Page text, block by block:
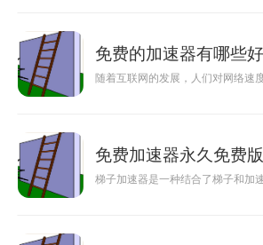
免费的加速器有哪些
随着互联网的发展，人们对网络速
免费加速器永久免费版
梯子加速器是一种结合了梯子和加